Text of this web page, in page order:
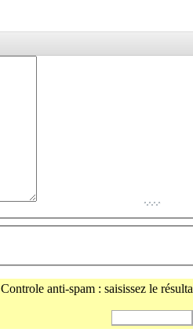
Controle anti-spam : saisissez le